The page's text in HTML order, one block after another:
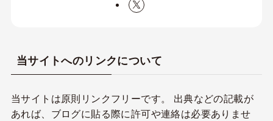
当サイトへのリンクについて
当サイトは原則リンクフリーです。 出典などの記載が
あれば、ブログに貼る際に許可や連絡は必要ありませ